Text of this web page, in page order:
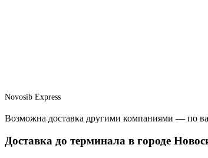
Novosib Express
Возможна доставка другими компаниями — по
Доставка до терминала в городе